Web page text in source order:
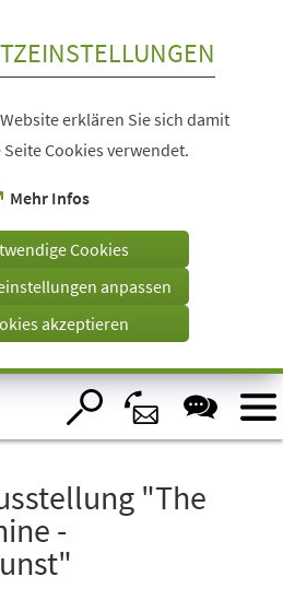
erklären Sie sich damit
Cookies verwendet.
Mehr Infos
Cookies
anpassen
akzeptieren
"The
-